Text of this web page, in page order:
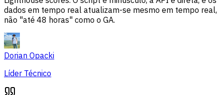
dados em tempo real atualizam-se mesmo em tempo real,
não "até 48 horas" como o GA.
Dorian Opacki
Líder Técnico